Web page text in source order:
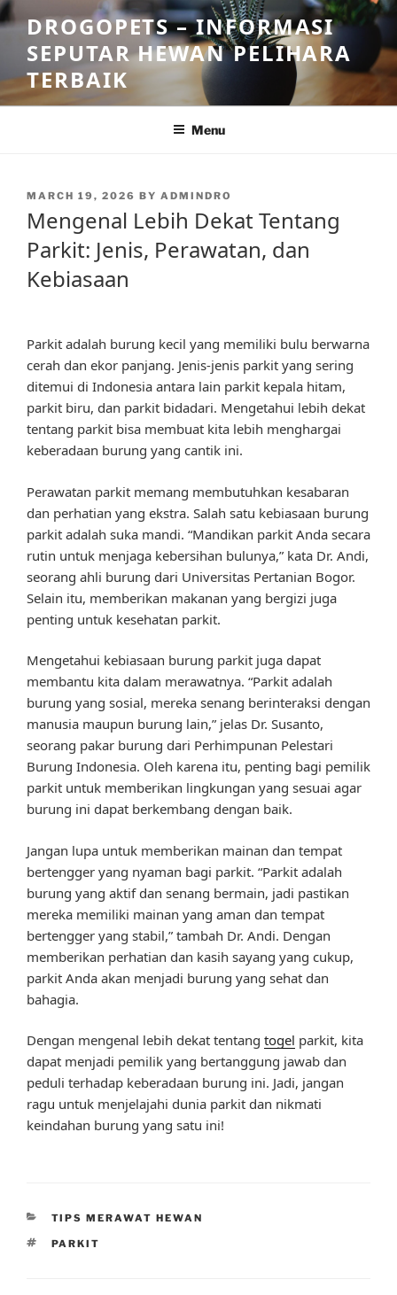
Skip
to
content
DROGOPETS – INFORMASI
SEPUTAR HEWAN PELIHARA
TERBAIK
Menu
POSTED
MARCH 19, 2026 BY ADMINDRO
Mengenal Lebih Dekat Tentang
Parkit: Jenis, Perawatan, dan
Kebiasaan
Parkit adalah burung kecil yang memiliki bulu berwarna
cerah dan ekor panjang. Jenis-jenis parkit yang sering
ditemui di Indonesia antara lain parkit kepala hitam,
parkit biru, dan parkit bidadari. Mengetahui lebih dekat
tentang parkit bisa membuat kita lebih menghargai
keberadaan burung yang cantik ini.
Perawatan parkit memang membutuhkan kesabaran
dan perhatian yang ekstra. Salah satu kebiasaan burung
parkit adalah suka mandi. “Mandikan parkit Anda secara
rutin untuk menjaga kebersihan bulunya,” kata Dr. Andi,
seorang ahli burung dari Universitas Pertanian Bogor.
Selain itu, memberikan makanan yang bergizi juga
penting untuk kesehatan parkit.
Mengetahui kebiasaan burung parkit juga dapat
membantu kita dalam merawatnya. “Parkit adalah
burung yang sosial, mereka senang berinteraksi dengan
manusia maupun burung lain,” jelas Dr. Susanto,
seorang pakar burung dari Perhimpunan Pelestari
Burung Indonesia. Oleh karena itu, penting bagi pemilik
parkit untuk memberikan lingkungan yang sesuai agar
burung ini dapat berkembang dengan baik.
Jangan lupa untuk memberikan mainan dan tempat
bertengger yang nyaman bagi parkit. “Parkit adalah
burung yang aktif dan senang bermain, jadi pastikan
mereka memiliki mainan yang aman dan tempat
bertengger yang stabil,” tambah Dr. Andi. Dengan
memberikan perhatian dan kasih sayang yang cukup,
parkit Anda akan menjadi burung yang sehat dan
bahagia.
Dengan mengenal lebih dekat tentang togel parkit, kita
dapat menjadi pemilik yang bertanggung jawab dan
peduli terhadap keberadaan burung ini. Jadi, jangan
ragu untuk menjelajahi dunia parkit dan nikmati
keindahan burung yang satu ini!
CATEGORIES
TIPS MERAWAT HEWAN
TAGS
PARKIT